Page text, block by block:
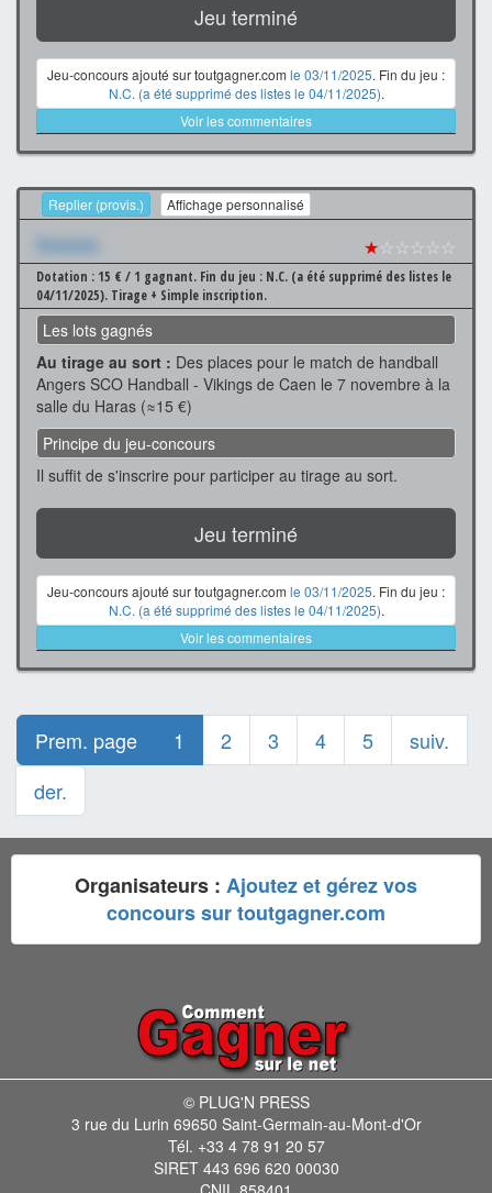
Jeu terminé
Jeu-concours ajouté sur toutgagner.com le 03/11/2025. Fin du jeu :
N.C. (a été supprimé des listes le 04/11/2025).
Voir les commentaires
Replier (provis.) Affichage personnalisé
Xxxxxxx ★☆☆☆☆☆
Dotation : 15 € / 1 gagnant. Fin du jeu : N.C. (a été supprimé des listes le
04/11/2025). Tirage + Simple inscription.
Les lots gagnés
Au tirage au sort : Des places pour le match de handball
Angers SCO Handball - Vikings de Caen le 7 novembre à la
salle du Haras (≈15 €)
Principe du jeu-concours
Il suffit de s'inscrire pour participer au tirage au sort.
Jeu terminé
Jeu-concours ajouté sur toutgagner.com le 03/11/2025. Fin du jeu :
N.C. (a été supprimé des listes le 04/11/2025).
Voir les commentaires
Prem. page 1 2 3 4 5
suiv.
der.
Organisateurs : Ajoutez et gérez vos
concours sur toutgagner.com
© PLUG'N PRESS
3 rue du Lurin 69650 Saint-Germain-au-Mont-d'Or
Tél. +33 4 78 91 20 57
SIRET 443 696 620 00030